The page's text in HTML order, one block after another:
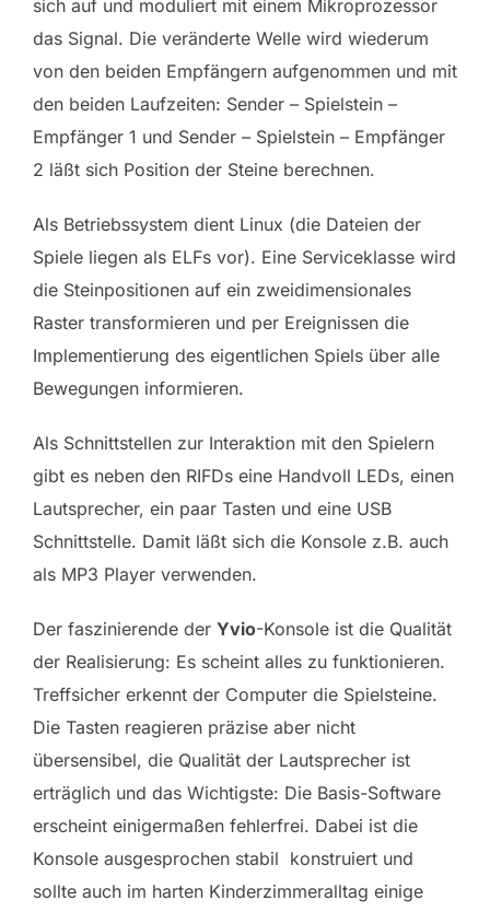
sich auf und moduliert mit einem Mikroprozessor
das Signal. Die veränderte Welle wird wiederum
von den beiden Empfängern aufgenommen und mit
den beiden Laufzeiten: Sender – Spielstein –
Empfänger 1 und Sender – Spielstein – Empfänger
2 läßt sich Position der Steine berechnen.
Als Betriebssystem dient Linux (die Dateien der
Spiele liegen als ELFs vor). Eine Serviceklasse wird
die Steinpositionen auf ein zweidimensionales
Raster transformieren und per Ereignissen die
Implementierung des eigentlichen Spiels über alle
Bewegungen informieren.
Als Schnittstellen zur Interaktion mit den Spielern
gibt es neben den RIFDs eine Handvoll LEDs, einen
Lautsprecher, ein paar Tasten und eine USB
Schnittstelle. Damit läßt sich die Konsole z.B. auch
als MP3 Player verwenden.
Der faszinierende der Yvio-Konsole ist die Qualität
der Realisierung: Es scheint alles zu funktionieren.
Treffsicher erkennt der Computer die Spielsteine.
Die Tasten reagieren präzise aber nicht
übersensibel, die Qualität der Lautsprecher ist
erträglich und das Wichtigste: Die Basis-Software
erscheint einigermaßen fehlerfrei. Dabei ist die
Konsole ausgesprochen stabil konstruiert und
sollte auch im harten Kinderzimmeralltag einige